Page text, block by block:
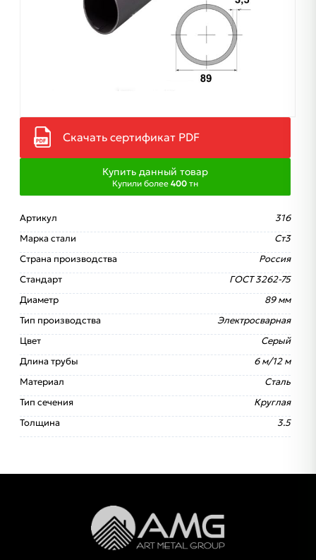
Скачать сертификат PDF
Купить данный товар
Купили более 400тн
Артикул
316
Марка стали
Ст3
Страна производства
Россия
Стандарт
ГОСТ 3262-75
Диаметр
89 мм
Тип производства
Электросварная
Цвет
Серый
Длина трубы
6 м/12 м
Материал
Сталь
Тип сечения
Круглая
Толщина
3.5